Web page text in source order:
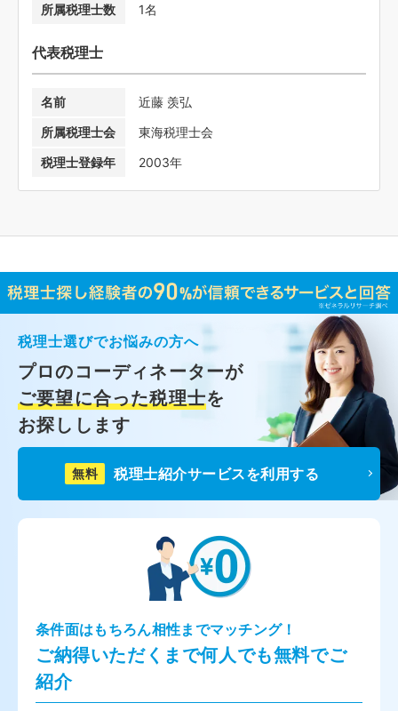
所属税理士数
1名
代表税理士
名前
近藤 羡弘
所属税理士会
東海税理士会
税理士登録年
2003年
税理士選びでお悩みの方へ
プロのコーディネーターが
ご要望に合った税理士を
お探しします
無料 税理士紹介サービスを利用する
条件面はもちろん相性までマッチング！
ご納得いただくまで何人でも無料でご
紹介